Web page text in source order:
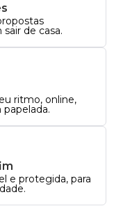
de casa.
ritmo, online,
e protegida, para